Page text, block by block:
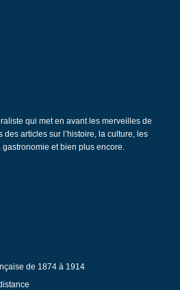
qui met en avant les merveilles de
des articles sur l’histoire, la culture, les
et bien plus encore.
de 1874 à 1914